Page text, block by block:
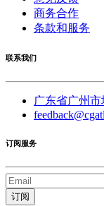
商务合作
条款和服务
联系我们
广东省广州市
订阅服务
订阅